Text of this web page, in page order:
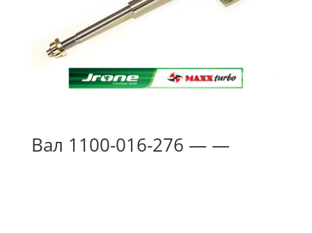
Вал 1100-016-276 — —